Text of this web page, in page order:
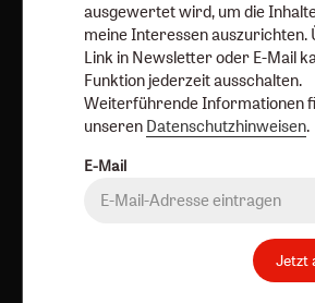
Vertrag widerrufen Abo
Nach oben
ausgewertet wird, um die
meine Interessen auszurichten.
Link in Newsletter oder E-Mail
Funktion jederzeit ausschalten.
Weiterführende Informationen
unseren Datenschutzhinweisen.
E-Mail
Jetzt